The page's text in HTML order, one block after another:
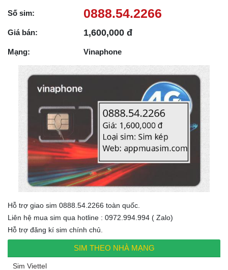
Số sim: 0888.54.2266
Giá bán: 1,600,000 đ
Mạng: Vinaphone
Hỗ trợ giao sim 0888.54.2266 toàn quốc.
Liên hệ mua sim qua hotline : 0972.994.994 ( Zalo)
Hỗ trợ đăng kí sim chính chủ.
SIM THEO NHÀ MẠNG
Sim Viettel